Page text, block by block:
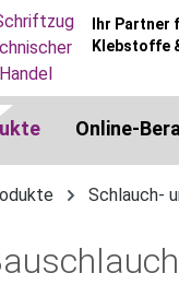
Ihr Partner
Klebstoffe
Online-
Schlauch-